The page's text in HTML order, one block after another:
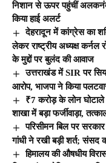
निशान से ऊपर पहुंचीं
किया हाई अलर्ट
देहरादून में कांग्रेस का
लेकर राष्ट्रीय अध्यक्ष कर्नल
के मुद्दों पर बुलंद की आवाज
उत्तराखंड में SIR पर
आरोप, भाजपा ने किया
₹7 करोड़ के लोन घोटाले
शाखा में बड़ा फर्जीवाड़ा,
परिसीमन बिल पर सरकार
गांधी ने रखी बड़ी शर्त; संसद
हिमालय की औषधीय